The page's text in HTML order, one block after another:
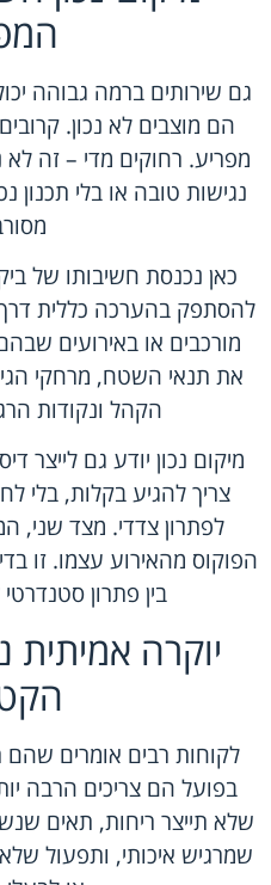
גם שירותים ברמה גבוהה
הם מוצבים לא נכון.
מפריע. רחוקים מדי – זה
נגישות טובה או בלי תכנון
כאן נכנסת חשיבותו של
להסתפק בהערכה כללית דרך
מורכבים או באירועים
את תנאי השטח, מרחקי
הקהל ונקודות
מיקום נכון יודע גם לייצר
צריך להגיע בקלות, בלי
לפתרון צדדי. מצד שני,
הפוקוס מהאירוע עצמו. זו
בין פתרון סטנדרטי
יוקרה
לקוחות רבים אומרים שהם
בפועל הם צריכים הרבה
שלא תייצר ריחות, תאים
שמרגיש איכותי, ותפעול